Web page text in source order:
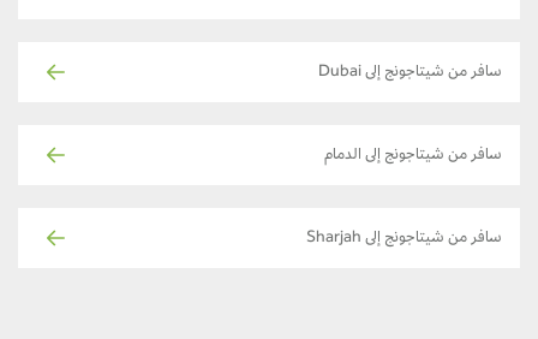
سافر من شيتاجونج إلى Dubai
سافر من شيتاجونج إلى الدمام
سافر من شيتاجونج إلى Sharjah